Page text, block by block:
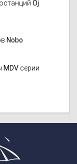
Oj
Nobo
MDV серии